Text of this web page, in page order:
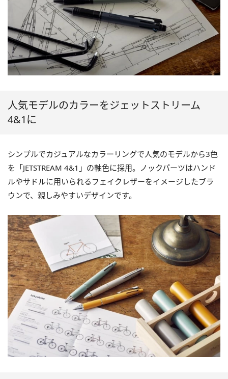
人気モデルのカラーをジェットストリーム
4&1に
シンプルでカジュアルなカラーリングで人気のモデルから3色
を「JETSTREAM 4&1」の軸色に採用。ノックパーツはハンド
ルやサドルに用いられるフェイクレザーをイメージしたブラ
ウンで、親しみやすいデザインです。